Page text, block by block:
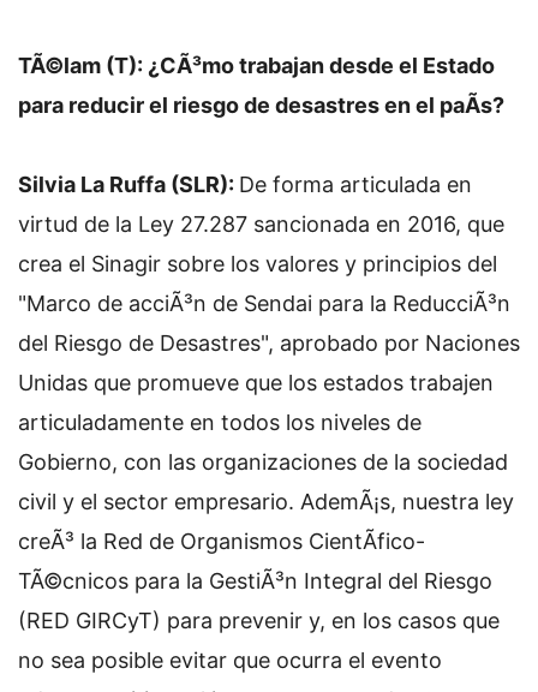
TÃ©lam (T): ¿CÃ³mo trabajan desde el Estado
para reducir el riesgo de desastres en el paÃ­s?
Silvia La Ruffa (SLR): De forma articulada en
virtud de la Ley 27.287 sancionada en 2016, que
crea el Sinagir sobre los valores y principios del
"Marco de acciÃ³n de Sendai para la ReducciÃ³n
del Riesgo de Desastres", aprobado por Naciones
Unidas que promueve que los estados trabajen
articuladamente en todos los niveles de
Gobierno, con las organizaciones de la sociedad
civil y el sector empresario. AdemÃ¡s, nuestra ley
creÃ³ la Red de Organismos CientÃ­fico-
TÃ©cnicos para la GestiÃ³n Integral del Riesgo
(RED GIRCyT) para prevenir y, en los casos que
no sea posible evitar que ocurra el evento